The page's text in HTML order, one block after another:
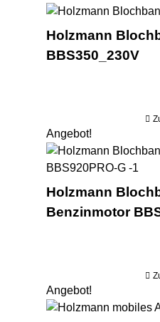
Holzmann
BBS350_230V
Angebot!
Holzmann
Benzinmotor
Angebot!